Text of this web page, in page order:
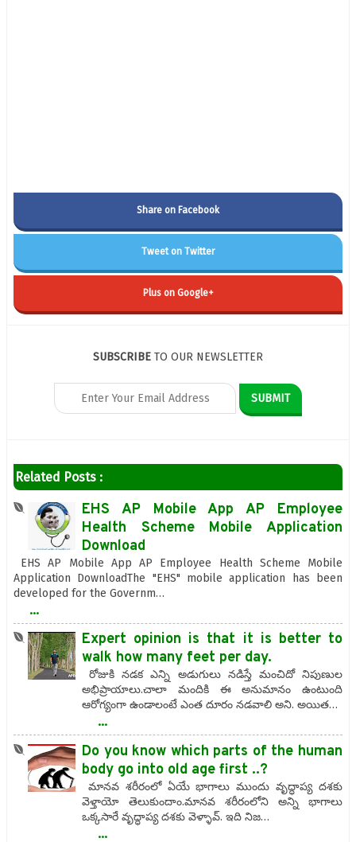
Share on Facebook
Tweet on Twitter
Plus on Google+
SUBSCRIBE TO OUR NEWSLETTER
Related Posts :
EHS AP Mobile App AP Employee
Health Scheme Mobile Application
Download
EHS AP Mobile App AP Employee Health Scheme Mobile
Application DownloadThe "EHS" mobile application has been
developed for the Governm…
...
Expert opinion is that it is better to
walk how many feet per day.
రోజుకి నడక ఎన్ని అడుగులు నడిస్తే మంచిదో నిపుణుల
అభిప్రాయాలు.చాలా మందికి ఈ అనుమానం ఉంటుంది
ఆరోగ్యంగా ఉండాలంటే ఎంత దూరం నడవాలి అని. అయిత…
...
Do you know which parts of the human
body go into old age first ..?
మానవ శరీరంలో ఏయే భాగాలు ముందు వృద్ధాప్య దశకు
వెళ్తాయో తెలుకుందాం.మానవ శరీరంలోని అన్ని భాగాలు
ఒక్కసారే వృద్ధాప్య దశకు వెళ్ళావ్. ఇది నిజ…
...